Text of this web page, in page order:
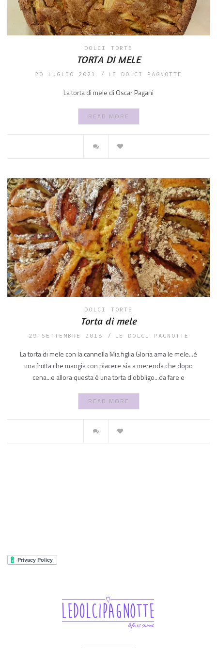
DOLCI TORTE
TORTA DI MELE
20 LUGLIO 2021 LE DOLCI PAGNOTTE
La torta di mele di Oscar Pagani
READ MORE
DOLCI TORTE
Torta di mele
29 SETTEMBRE 2018 LE DOLCI PAGNOTTE
La torta di mele con la cannella Mia figlia Gloria ama le mele...è
una frutta che mangia con piacere sia a merenda che dopo
cena...e allora questa è una torta d'obbligo...da fare e
READ MORE